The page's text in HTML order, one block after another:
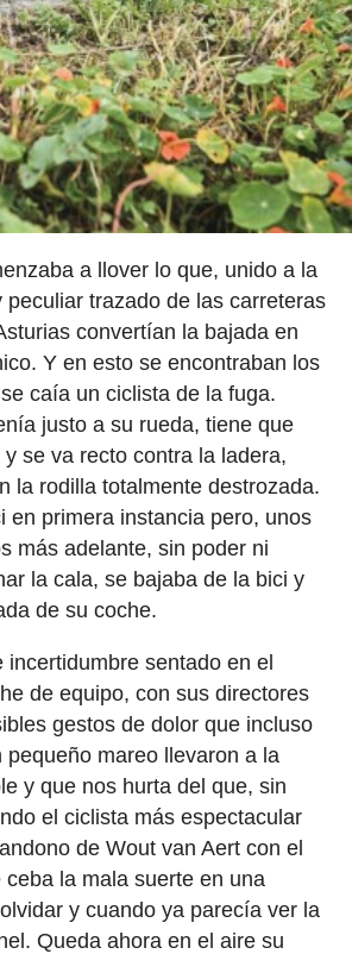
a llover lo que, unido a la
peculiar trazado de las carreteras
convertían la bajada en
Y en esto se encontraban los
caía un ciclista de la fuga.
justo a su rueda, tiene que
se va recto contra la ladera,
la rodilla totalmente destrozada.
en primera instancia pero, unos
más adelante, sin poder ni
la cala, se bajaba de la bici y
de su coche.
incertidumbre sentado en el
de equipo, con sus directores
gestos de dolor que incluso
pequeño mareo llevaron a la
y que nos hurta del que, sin
el ciclista más espectacular
de Wout van Aert con el
la mala suerte en una
y cuando ya parecía ver la
Queda ahora en el aire su